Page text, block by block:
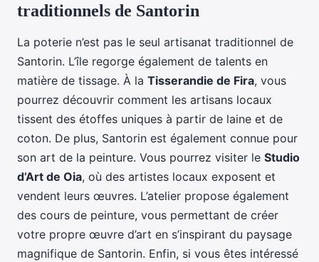
traditionnels de Santorin
La poterie n’est pas le seul artisanat traditionnel de
Santorin. L’île regorge également de talents en
matière de tissage. À la Tisserandie de Fira, vous
pourrez découvrir comment les artisans locaux
tissent des étoffes uniques à partir de laine et de
coton. De plus, Santorin est également connue pour
son art de la peinture. Vous pourrez visiter le Studio
d’Art de Oia, où des artistes locaux exposent et
vendent leurs œuvres. L’atelier propose également
des cours de peinture, vous permettant de créer
votre propre œuvre d’art en s’inspirant du paysage
magnifique de Santorin. Enfin, si vous êtes intéressé